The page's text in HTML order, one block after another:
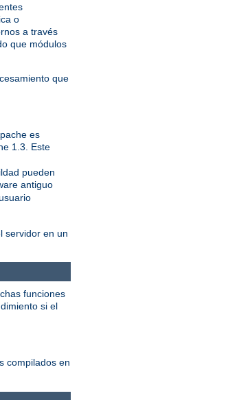
o
a través
que módulos
que
es
1.3. Este
pueden
antiguo
servidor en un
funciones
si el
compilados en